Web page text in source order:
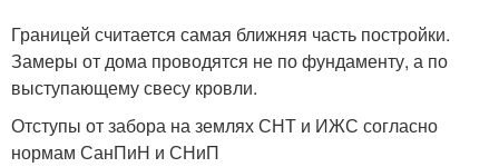
Границей считается самая ближняя часть постройки.
Замеры от дома проводятся не по фундаменту, а по
выступающему свесу кровли.
Отступы от забора на землях СНТ и ИЖС согласно
нормам СанПиН и СНиП